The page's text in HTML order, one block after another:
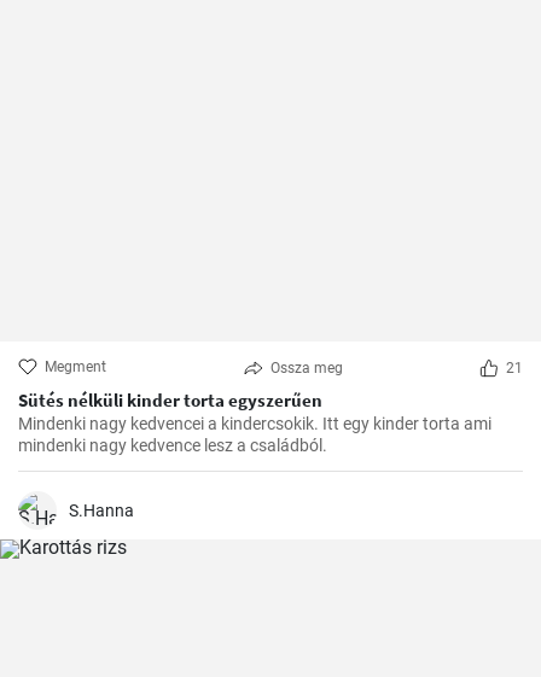
Megment Ossza meg 21
Sütés nélküli kinder torta egyszerűen
Mindenki nagy kedvencei a kindercsokik. Itt egy kinder torta ami
mindenki nagy kedvence lesz a családból.
S.Hanna